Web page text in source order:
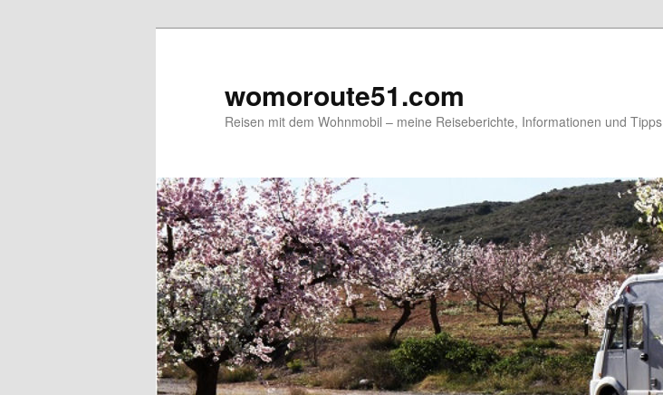
womoroute51.com
Reisen mit dem Wohnmobil – meine Reiseberichte, Informationen und Tipps